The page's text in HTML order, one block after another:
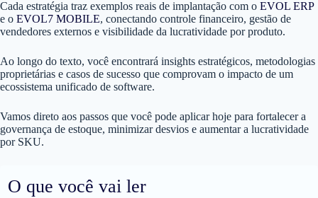
Cada estratégia traz exemplos reais de implantação com o EVOL ERP
e o EVOL7 MOBILE, conectando controle financeiro, gestão de
vendedores externos e visibilidade da lucratividade por produto.
Ao longo do texto, você encontrará insights estratégicos, metodologias
proprietárias e casos de sucesso que comprovam o impacto de um
ecossistema unificado de software.
Vamos direto aos passos que você pode aplicar hoje para fortalecer a
governança de estoque, minimizar desvios e aumentar a lucratividade
por SKU.
O que você vai ler